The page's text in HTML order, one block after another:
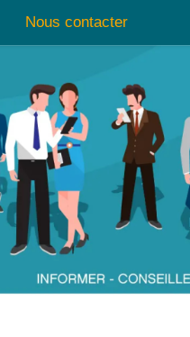
Nous contacter